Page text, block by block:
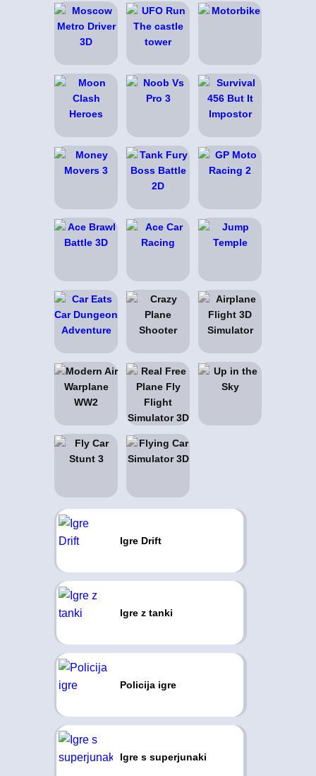
Igre Drift
Igre z tanki
Policija igre
Igre s superjunaki